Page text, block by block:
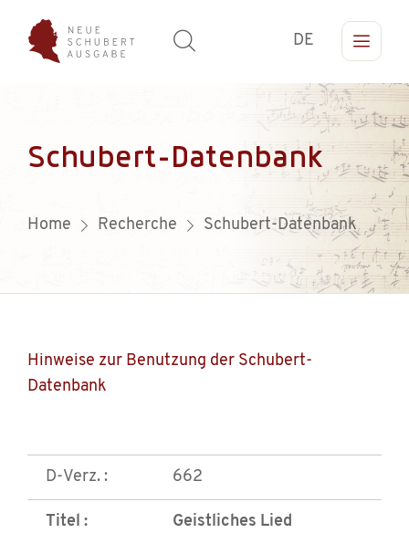
DE
Schubert-Datenbank
Home Recherche Schubert-Datenbank
Hinweise zur Benutzung der Schubert-
Datenbank
D-Verz. : 662
Titel : Geistliches Lied